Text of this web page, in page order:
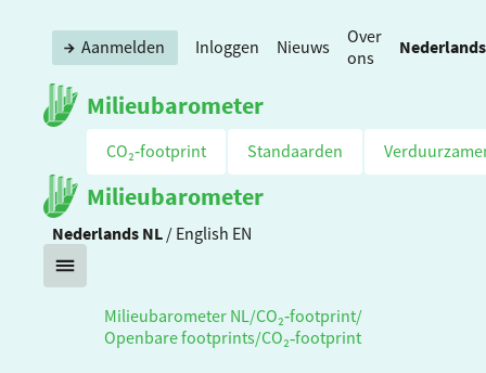
Milieubarometer
Aanmelden Inloggen Nieuws
Over
ons
Nederlands
CO₂‑footprint Standaarden
Milieubarometer
Nederlands NL / English EN
Milieubarometer NL /CO₂‑footprint/
Openbare footprints/CO₂‑footprint